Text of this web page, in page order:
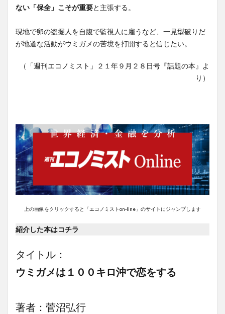
ない「保全」こそが重要と主張する。
現地で卵の盗掘人を自腹で監視人に雇うなど、一見型破りだ
が地道な活動がウミガメの苦境を打開すると信じたい。
（「週刊エコノミスト」２１年９月２８日号『話題の本』よ
り）
上の画像をクリックすると「エコノミストon-line」のサイトにジャンプします
紹介した本はコチラ
タイトル：
ウミガメは１００キロ沖で恋をする
著者：菅沼弘行